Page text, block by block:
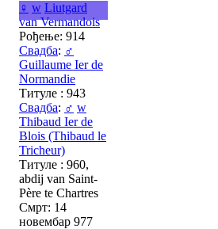
♀ w Liutgard
van Vermandois
Рођење: 914
Свадба: ♂
Guillaume Ier de
Normandie
Титуле : 943
Свадба: ♂ w
Thibaud Ier de
Blois (Thibaud le
Tricheur)
Титуле : 960,
abdij van Saint-
Père te Chartres
Смрт: 14
новембар 977